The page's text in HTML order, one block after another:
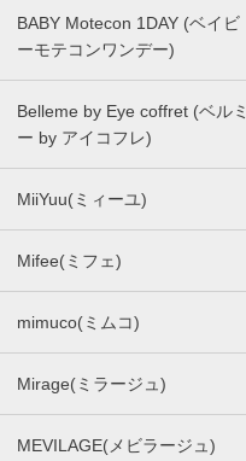
BABY Motecon 1DAY (ベイビ
ーモテコンワンデー)
Belleme by Eye coffret (ベルミ
ー by アイコフレ)
MiiYuu(ミィーユ)
Mifee(ミフェ)
mimuco(ミムコ)
Mirage(ミラージュ)
MEVILAGE(メビラージュ)